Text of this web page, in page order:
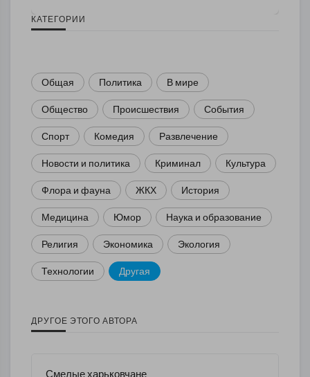
КАТЕГОРИИ
Общая Политика В мире
Общество Происшествия События
Спорт Комедия Развлечение
Новости и политика Криминал Культура
Флора и фауна ЖКХ История
Медицина Юмор Наука и образование
Религия Экономика Экология
Технологии Другая
ДРУГОЕ ЭТОГО АВТОРА
Смелые харьковчане